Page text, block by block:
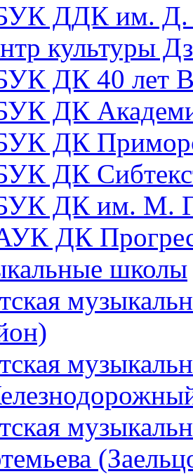
ДДК им. Д.
культуры
ДК 40 лет
ДК
ДК
ДК
ДК им. М.
ДК
школы